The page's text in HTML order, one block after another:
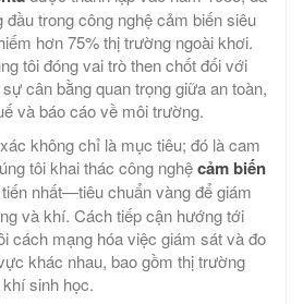
trong công nghệ cảm biến siêu
hơn 75% thị trường ngoài khơi.
tôi đóng vai trò then chốt đối với
cân bằng quan trọng giữa an toàn,
và báo cáo về môi trường.
không chỉ là mục tiêu; đó là cam
tôi khai thác công nghệcảm biến
nhất—tiêu chuẩn vàng để giám
và khí. Cách tiếp cận hướng tới
cách mạng hóa việc giám sát và đo
khác nhau, bao gồm thị trường
sinh học.